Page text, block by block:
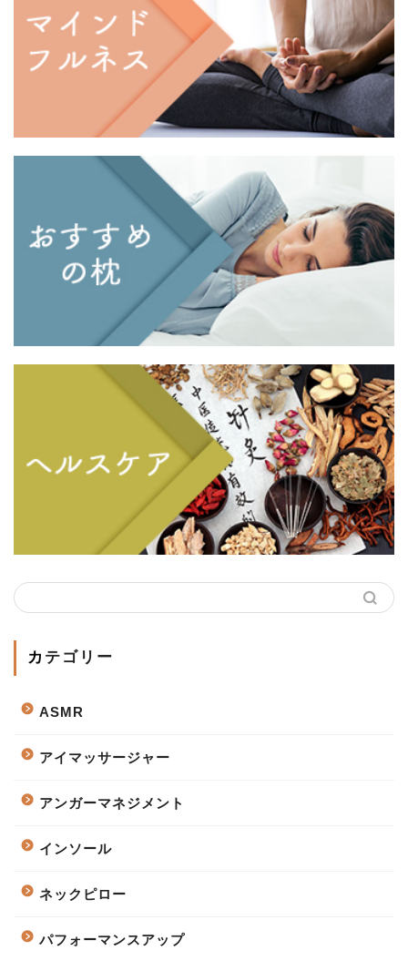
カテゴリー
ASMR
アイマッサージャー
アンガーマネジメント
インソール
ネックピロー
パフォーマンスアップ